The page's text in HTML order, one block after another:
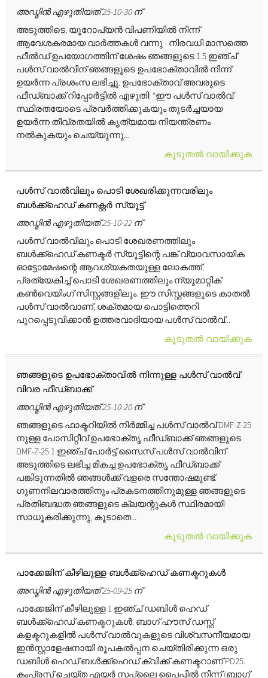
അഡ്മിൻ എഴുതിയത് 25-10-30 ന്
അടുത്തിടെ, യൂറോപ്യൻ വിപണിയിൽ നിന്ന്
ആവേശകരമായ വാർത്തകൾ വന്നു - നിരവധി മാസത്തെ
ഫീൽഡ് ഉപയോഗത്തിന് ശേഷം ഞങ്ങളുടെ 1.5 ഇഞ്ച്
പൾസ് വാൽവിന് ഞങ്ങളുടെ ഉപഭോക്താവിൽ നിന്ന്
ഉയർന്ന പ്രശംസ ലഭിച്ചു. ഉപഭോക്താവ് അവരുടെ
ഫീഡ്‌ബാക്ക് റിപ്പോർട്ടിൽ എഴുതി: “ഈ പൾസ് വാൽവ്
സ്ഥിരതയോടെ പ്രവർത്തിക്കുകയും തുടർച്ചയായ
ഉയർന്ന തീവ്രതയിൽ കൃത്യമായ നിയന്ത്രണം
നൽകുകയും ചെയ്യുന്നു...
കൂടുതൽ വായിക്കുക
പൾസ് വാൽവിലും പൊടി ശേഖരിക്കുന്നവരിലും
ബൾക്ക്ഹെഡ് കണക്റ്റർ സ്യൂട്ട്
അഡ്മിൻ എഴുതിയത് 25-10-22 ന്
പൾസ് വാൽവിലും പൊടി ശേഖരണത്തിലും
ബൾക്ക്ഹെഡ് കണക്ടർ സ്യൂട്ടിന്റെ പങ്ക് വ്യാവസായിക
ഓട്ടോമേഷന്റെ ആവശ്യകതയുള്ള ലോകത്ത്,
പ്രത്യേകിച്ച് പൊടി ശേഖരണത്തിലും ന്യൂമാറ്റിക്
കൺവെയിംഗ് സിസ്റ്റങ്ങളിലും. ഈ സിസ്റ്റങ്ങളുടെ കാതൽ
പൾസ് വാൽവാണ്, ശക്തമായ പൊട്ടിത്തെറി
പുറപ്പെടുവിക്കാൻ ഉത്തരവാദിയായ പൾസ് വാൽവ്...
കൂടുതൽ വായിക്കുക
ഞങ്ങളുടെ ഉപഭോക്താവിൽ നിന്നുള്ള പൾസ് വാൽവ്
വിവര ഫീഡ്‌ബാക്ക്
അഡ്മിൻ എഴുതിയത് 25-10-20 ന്
ഞങ്ങളുടെ ഫാക്ടറിയിൽ നിർമ്മിച്ച പൾസ് വാൽവ് DMF-Z-25
നുള്ള പോസിറ്റീവ് ഉപഭോക്തൃ ഫീഡ്‌ബാക്ക് ഞങ്ങളുടെ
DMF-Z-25 1 ഇഞ്ച് പോർട്ട് സൈസ് പൾസ് വാൽവിന്
അടുത്തിടെ ലഭിച്ച മികച്ച ഉപഭോക്തൃ ഫീഡ്‌ബാക്ക്
പങ്കിടുന്നതിൽ ഞങ്ങൾക്ക് വളരെ സന്തോഷമുണ്ട്.
ഗുണനിലവാരത്തിനും പ്രകടനത്തിനുമുള്ള ഞങ്ങളുടെ
പ്രതിബദ്ധത ഞങ്ങളുടെ ക്ലയന്റുകൾ സ്ഥിരമായി
സാധൂകരിക്കുന്നു, കൂടാതെ...
കൂടുതൽ വായിക്കുക
പാക്കേജിന് കീഴിലുള്ള ബൾക്ക്ഹെഡ് കണക്ടറുകൾ
അഡ്മിൻ എഴുതിയത് 25-09-25 ന്
പാക്കേജിന് കീഴിലുള്ള 1 ഇഞ്ച് ഡബിൾ ഹെഡ്
ബൾക്ക്ഹെഡ് കണക്ടറുകൾ. ബാഗ് ഹൗസ് ഡസ്റ്റ്
കളക്ടറുകളിൽ പൾസ് വാൽവുകളുടെ വിശ്വസനീയമായ
ഇൻസ്റ്റാളേഷനായി രൂപകൽപ്പന ചെയ്‌തിരിക്കുന്ന ഒരു
ഡബിൾ ഹെഡ് ബൾക്ക്ഹെഡ് ക്വിക്ക് കണക്ടറാണ് PD25.
കംപ്രസ് ചെയ്‌ത എയർ സപ്ലൈ പൈപ്പിൽ നിന്ന് (ബാഗ്